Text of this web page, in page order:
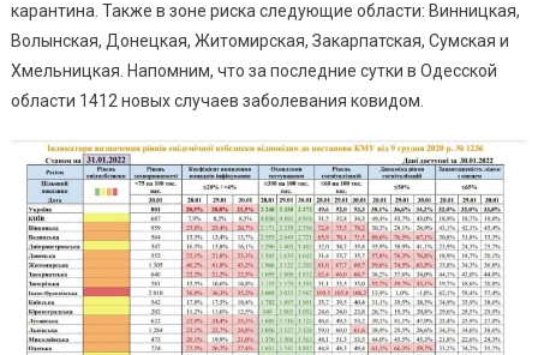
карантина. Также в зоне риска следующие области: Винницкая,
Волынская, Донецкая, Житомирская, Закарпатская, Сумская и
Хмельницкая. Напомним, что за последние сутки в Одесской
области 1412 новых случаев заболевания ковидом.